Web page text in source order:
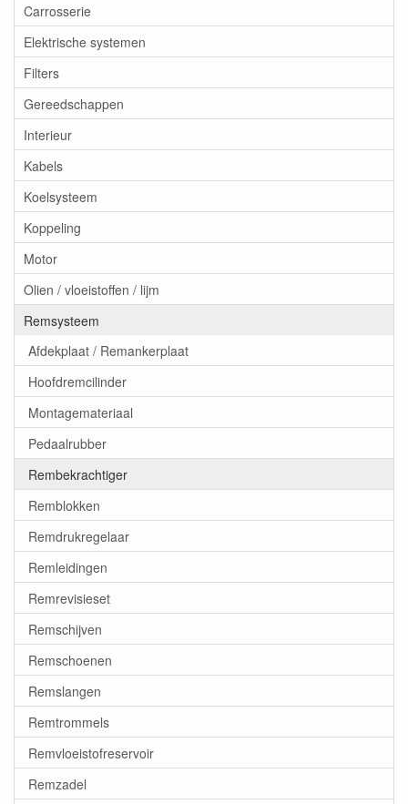
Carrosserie
Elektrische systemen
Filters
Gereedschappen
Interieur
Kabels
Koelsysteem
Koppeling
Motor
Olien / vloeistoffen / lijm
Remsysteem
Afdekplaat / Remankerplaat
Hoofdremcilinder
Montagemateriaal
Pedaalrubber
Rembekrachtiger
Remblokken
Remdrukregelaar
Remleidingen
Remrevisieset
Remschijven
Remschoenen
Remslangen
Remtrommels
Remvloeistofreservoir
Remzadel